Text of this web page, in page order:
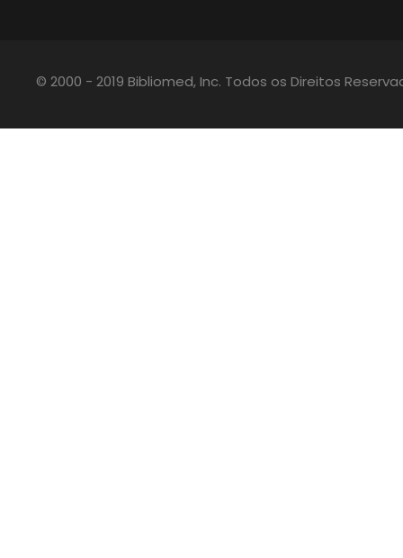
© 2000 - 2019 Bibliomed, Inc. Todos os Direitos